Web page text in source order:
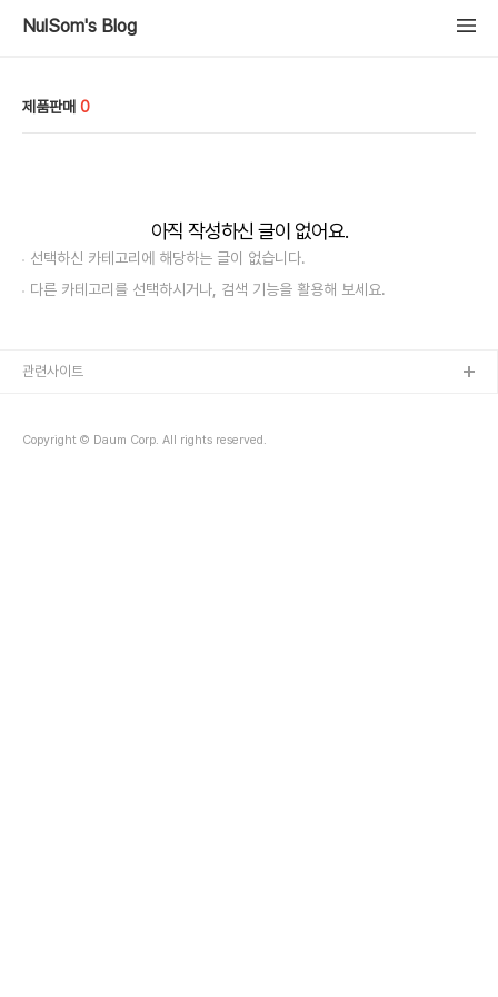
NulSom's Blog
제품판매 0
아직 작성하신 글이 없어요.
선택하신 카테고리에 해당하는 글이 없습니다.
다른 카테고리를 선택하시거나, 검색 기능을 활용해 보세요.
Copyright © Daum Corp. All rights reserved.
관련사이트